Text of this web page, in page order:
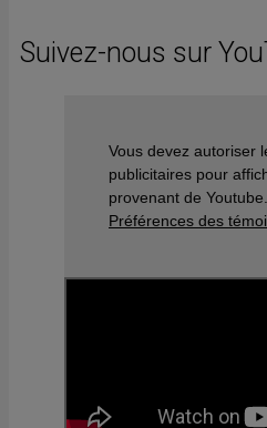
Suivez-nous sur
Vous devez autoriser
publicitaires pour
provenant de Youtube.
Préférences des